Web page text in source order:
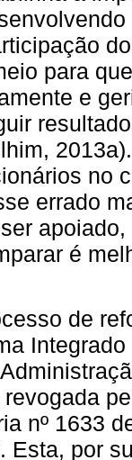
para
e
no
errado
é
de
nº 1633
Esta, por